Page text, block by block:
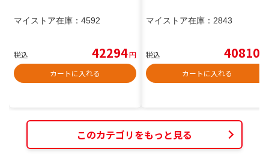
マイストア在庫： 4592
税込 42294円
カートに入れる
マイストア在庫： 2843
税込 40810
カートに入れる
このカテゴリをもっと見る